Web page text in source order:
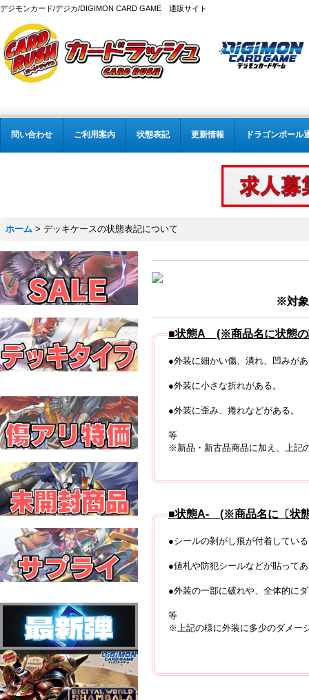
デジモンカード/デジカ/DIGIMON CARD GAME 通販サイト
問い合わせ ご利用案内 状態表記 更新情報 ドラゴンボール
ホーム > デッキケースの状態表記について
※対象
■状態A (※商品名に状態の
●外装に細かい傷、潰れ、凹みが
●外装に小さな折れがある。
●外装に歪み、捲れなどがある。
等
※新品・新古品商品に加え、上記
■状態A- (※商品名に〔状
●シールの剝がし痕が付着してい
●値札や防犯シールなどが貼って
●外装の一部に破れや、全体的に
等
※上記の様に外装に多少のダメー